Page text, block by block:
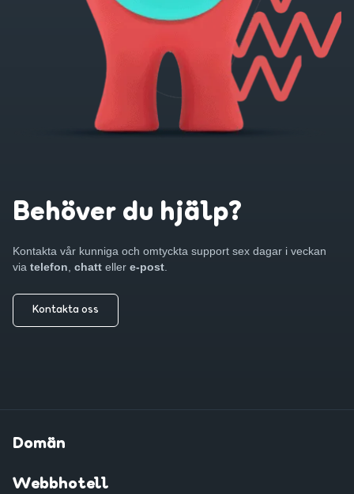
Behöver du hjälp?
Kontakta vår kunniga och omtyckta support sex dagar i veckan
via telefon chatt eller e-post
Kontakta oss
Domän
Webbhotell